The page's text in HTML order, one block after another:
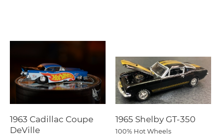
1963 Cadillac Coupe
DeVille
1965 Shelby GT-350
100% Hot Wheels